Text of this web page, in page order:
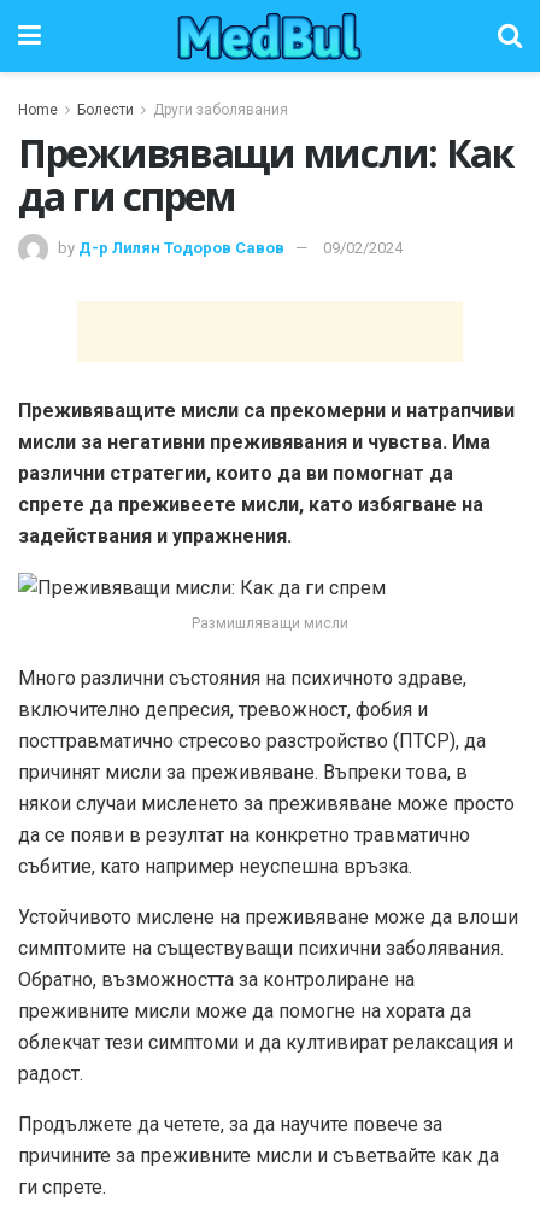
Home Болести Други заболявания
Преживяващи мисли: Как
да ги спрем
by Д-р Лилян Тодоров Савов 09/02/2024
Преживяващите мисли са прекомерни и натрапчиви
мисли за негативни преживявания и чувства. Има
различни стратегии, които да ви помогнат да
спрете да преживеете мисли, като избягване на
задействания и упражнения.
Размишляващи мисли
Много различни състояния на психичното здраве,
включително депресия, тревожност, фобия и
посттравматично стресово разстройство (ПТСР), да
причинят мисли за преживяване. Въпреки това, в
някои случаи мисленето за преживяване може просто
да се появи в резултат на конкретно травматично
събитие, като например неуспешна връзка.
Устойчивото мислене на преживяване може да влоши
симптомите на съществуващи психични заболявания.
Обратно, възможността за контролиране на
преживните мисли може да помогне на хората да
облекчат тези симптоми и да култивират релаксация и
радост.
Продължете да четете, за да научите повече за
причините за преживните мисли и съветвайте как да
ги спрете.